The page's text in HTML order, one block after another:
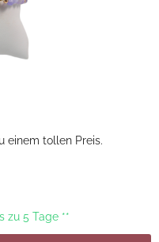
einem tollen Preis.
zu 5 Tage **